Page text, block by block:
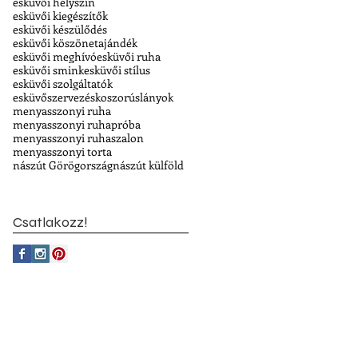
esküvői kiegészítők
esküvői készülődés
esküvői köszönetajándék
esküvői meghívóesküvői ruha
esküvői sminkesküvői stílus
esküvői szolgáltatók
esküvőszervezéskoszorúslányok
menyasszonyi ruha
menyasszonyi ruhapróba
menyasszonyi ruhaszalon
menyasszonyi torta
nászút Görögországnászút külföld
Csatlakozz!